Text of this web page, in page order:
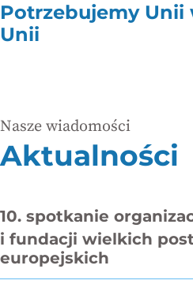
Potrzebujemy Unii
Unii
Nasze wiadomości
Aktualności
10. spotkanie
i fundacji wielkich
europejskich